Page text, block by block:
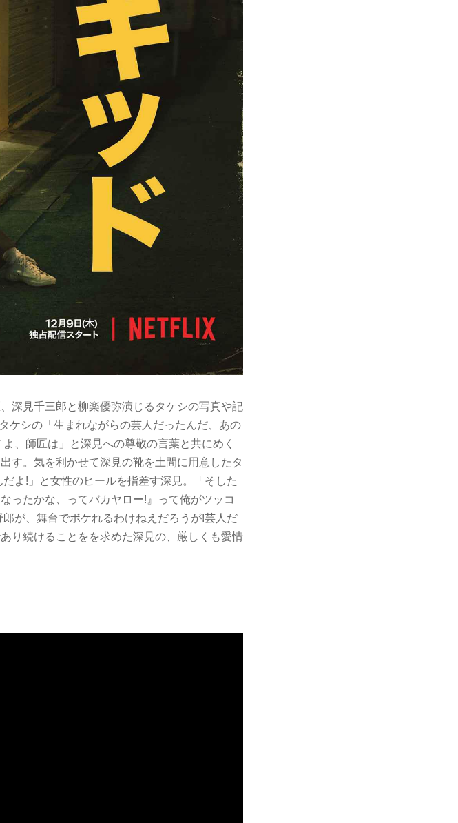
深見千三郎と柳楽優弥演じるタケシの写真や記
ケシの「生まれながらの芸人だったんだ、あの
、師匠は」と深見への尊敬の言葉と共にめく
す。気を利かせて深見の靴を土間に用意したタ
よ!」と女性のヒールを指差す深見。「そした
ったかな、ってバカヤロー!』って俺がツッコ
が、舞台でボケれるわけねえだろうが!芸人だ
り続けることをを求めた深見の、厳しくも愛情